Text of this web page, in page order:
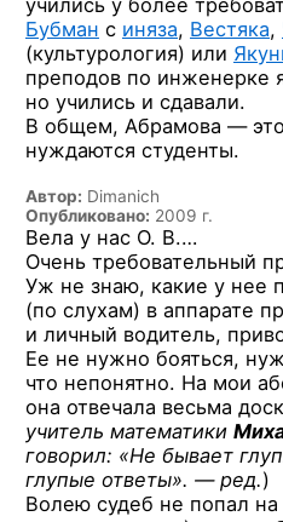
учились у более
Бубман с иняза, Вестяка,
(культурология) или
преподов по инженерке
но учились и сдавали.
В общем, Абрамова —
нуждаются студенты.
Автор: Dimanich
Опубликовано: 2009 г.
Вела у нас О. В.…
Очень требовательный
Уж не знаю, какие у нее
(по слухам) в аппарате
и личный водитель,
Ее не нужно бояться,
что непонятно. На мои
она отвечала весьма
учитель математики
говорил: «Не бывает
глупые ответы». — ред.)
Волею судеб не попал на